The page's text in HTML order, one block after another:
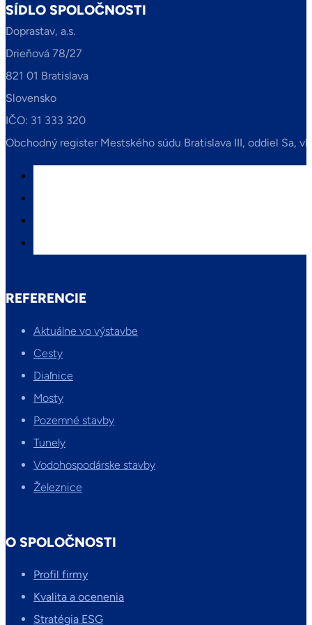
SÍDLO SPOLOČNOSTI
Doprastav, a.s.
Drieňová 78/27
821 01 Bratislava
Slovensko
IČO: 31 333 320
Obchodný register Mestského súdu Bratislava III, oddiel Sa,
REFERENCIE
Aktuálne vo výstavbe
Cesty
Diaľnice
Mosty
Pozemné stavby
Tunely
Vodohospodárske stavby
Železnice
O SPOLOČNOSTI
Profil firmy
Kvalita a ocenenia
Stratégia ESG